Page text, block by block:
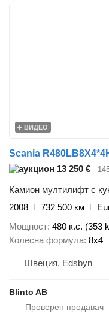
ВИДЕО
Scania
13 250 €
Камион мултилифт с
2008
732 500 км
Мощност 480 к.с. (353
Колесна формула 8x4
Швеция, Edsbyn
Blinto AB